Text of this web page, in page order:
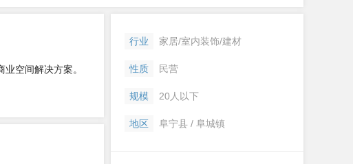
空间解决方案。
行业 家居/室内装饰/建材
性质 民营
规模 20人以下
地区 阜宁县 / 阜城镇